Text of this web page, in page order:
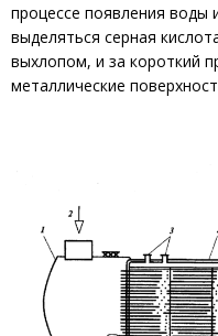
процессе появления воды
выделяться серная
выхлопом, и за короткий
металлические